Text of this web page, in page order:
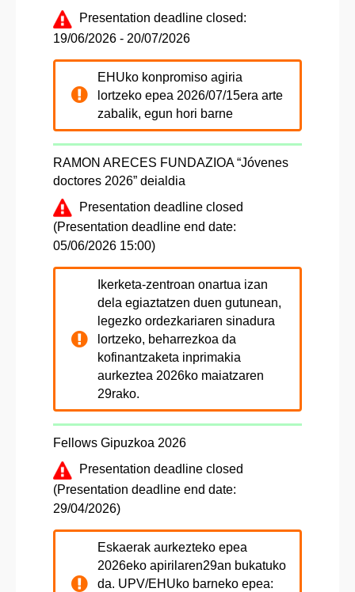
Presentation deadline closed:
19/06/2026 - 20/07/2026
EHUko konpromiso agiria
lortzeko epea 2026/07/15era arte
zabalik, egun hori barne
RAMON ARECES FUNDAZIOA “Jóvenes
doctores 2026” deialdia
Presentation deadline closed
(Presentation deadline end date:
05/06/2026 15:00)
Ikerketa-zentroan onartua izan
dela egiaztatzen duen gutunean,
legezko ordezkariaren sinadura
lortzeko, beharrezkoa da
kofinantzaketa inprimakia
aurkeztea 2026ko maiatzaren
29rako.
Fellows Gipuzkoa 2026
Presentation deadline closed
(Presentation deadline end date:
29/04/2026)
Eskaerak aurkezteko epea
2026eko apirilaren29an bukatuko
da. UPV/EHUko barneko epea: